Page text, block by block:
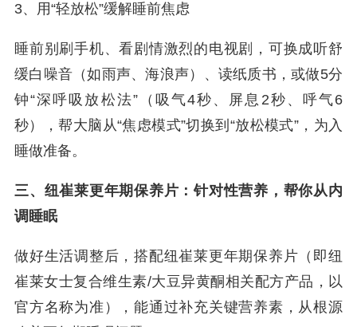
3、用“轻放松”缓解睡前焦虑
睡前别刷手机、看剧情激烈的电视剧，可换成听舒
缓白噪音（如雨声、海浪声）、读纸质书，或做5分
钟“深呼吸放松法”（吸气4秒、屏息2秒、呼气6
秒），帮大脑从“焦虑模式”切换到“放松模式”，为入
睡做准备。
三、纽崔莱更年期保养片：针对性营养，帮你从内
调睡眠
做好生活调整后，搭配纽崔莱更年期保养片（即纽
崔莱女士复合维生素/大豆异黄酮相关配方产品，以
官方名称为准），能通过补充关键营养素，从根源